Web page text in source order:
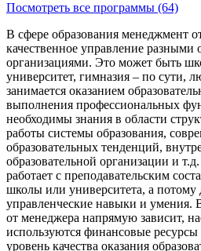
Посмотреть все программы (64)
В сфере образования менеджмент
качественное управление разными
организациями. Это может быть
университет, гимназия – по сути,
занимается оказанием
выполнения профессиональных
необходимы знания в области
работы системы образования,
образовательных тенденций,
образовательной организации и
работает с преподавательским
школы или университета, а потому
управленческие навыки и умения.
от менеджера напрямую зависит,
используются финансовые ресурсы
уровень качества оказания